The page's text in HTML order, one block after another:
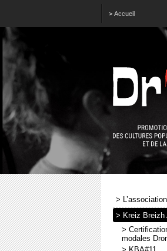
> Accueil
>
> Kreiz Breizh
>
modales